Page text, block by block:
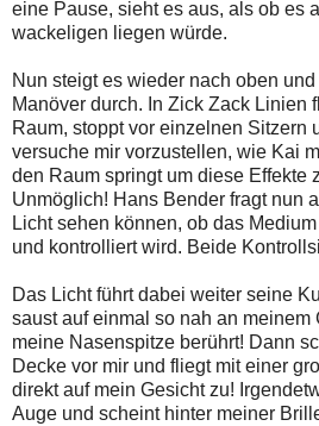
eine Pause, sieht es aus, als ob es
wackeligen liegen würde.
Nun steigt es wieder nach oben
Manöver durch. In Zick Zack Linien
Raum, stoppt vor einzelnen Sitzern
versuche mir vorzustellen, wie Kai
den Raum springt um diese Effekte
Unmöglich! Hans Bender fragt nun
Licht sehen können, ob das
und kontrolliert wird. Beide
Das Licht führt dabei weiter seine
saust auf einmal so nah an meinem
meine Nasenspitze berührt! Dann
Decke vor mir und fliegt mit einer
direkt auf mein Gesicht zu!
Auge und scheint hinter meiner